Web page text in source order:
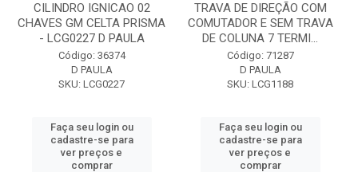
CILINDRO IGNICAO 02
CHAVES GM CELTA PRISMA
- LCG0227 D PAULA
Código: 36374
D PAULA
SKU: LCG0227
Faça seu login ou
cadastre-se para
ver preços e
comprar
TRAVA DE DIREÇÃO COM
COMUTADOR E SEM TRAVA
DE COLUNA 7 TERMI...
Código: 71287
D PAULA
SKU: LCG1188
Faça seu login ou
cadastre-se para
ver preços e
comprar